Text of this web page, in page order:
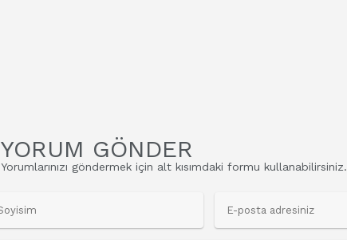
YORUM GÖNDER
Yorumlarınızı göndermek için alt kısımdaki formu kullanabilirsiniz.